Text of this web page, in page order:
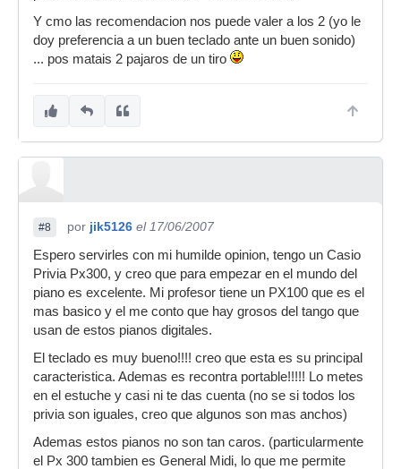
Y cmo las recomendacion nos puede valer a los 2 (yo le
doy preferencia a un buen teclado ante un buen sonido)
... pos matais 2 pajaros de un tiro
#8 por jik5126 el 17/06/2007
Espero servirles con mi humilde opinion, tengo un Casio
Privia Px300, y creo que para empezar en el mundo del
piano es excelente. Mi profesor tiene un PX100 que es el
mas basico y el me conto que hay grosos del tango que
usan de estos pianos digitales.
El teclado es muy bueno!!!! creo que esta es su principal
caracteristica. Ademas es recontra portable!!!!! Lo metes
en el estuche y casi ni te das cuenta (no se si todos los
privia son iguales, creo que algunos son mas anchos)
Ademas estos pianos no son tan caros. (particularmente
el Px 300 tambien es General Midi, lo que me permite